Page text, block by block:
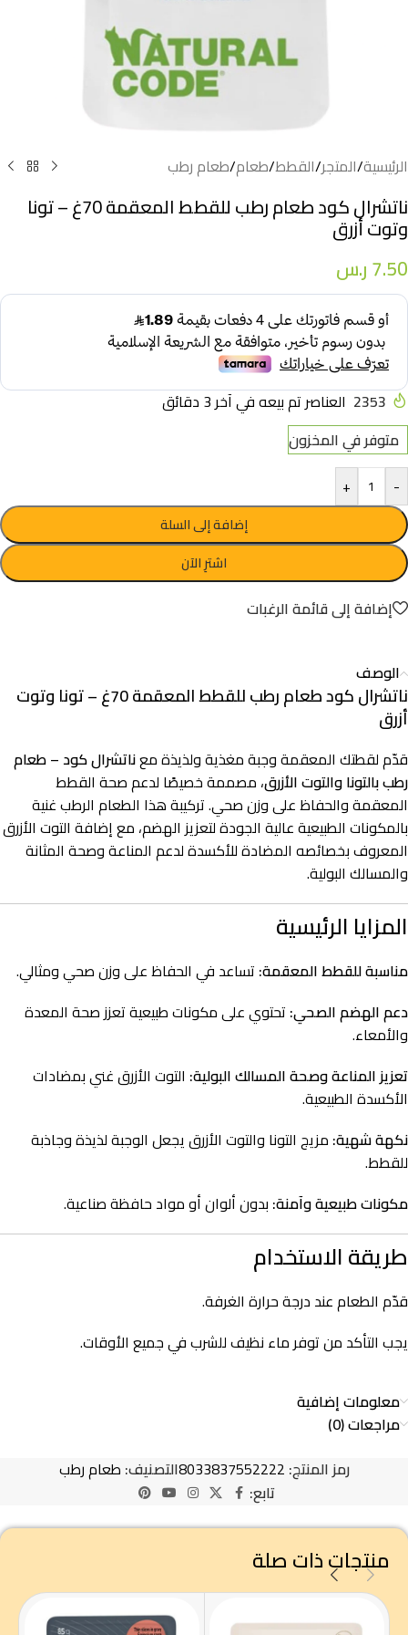
الرئيسية/المتجر/القطط/طعام/طعام رطب
ناتشرال كود طعام رطب للقطط المعقمة 70غ – تونا
وتوت أزرق
7.50ر.س
2353 العناصر تم بيعه في آخر 3 دقائق
متوفر في المخزون
-
+
إضافة إلى السلة
اشترِ الآن
إضافة إلى قائمة الرغبات
الوصف
ناتشرال كود طعام رطب للقطط المعقمة 70غ – تونا وتوت
أزرق
قدّم لقطتك المعقمة وجبة مغذية ولذيذة معناتشرال كود – طعام
رطب بالتونا والتوت الأزرق، مصممة خصيصًا لدعم صحة القطط
المعقمة والحفاظ على وزن صحي. تركيبة هذا الطعام الرطب غنية
بالمكونات الطبيعية عالية الجودة لتعزيز الهضم، مع إضافة التوت الأزرق
المعروف بخصائصه المضادة للأكسدة لدعم المناعة وصحة المثانة
والمسالك البولية.
المزايا الرئيسية
مناسبة للقطط المعقمة: تساعد في الحفاظ على وزن صحي ومثالي.
دعم الهضم الصحي: تحتوي على مكونات طبيعية تعزز صحة المعدة
والأمعاء.
تعزيز المناعة وصحة المسالك البولية: التوت الأزرق غني بمضادات
الأكسدة الطبيعية.
نكهة شهية: مزيج التونا والتوت الأزرق يجعل الوجبة لذيذة وجاذبة
للقطط.
مكونات طبيعية وآمنة: بدون ألوان أو مواد حافظة صناعية.
طريقة الاستخدام
قدّم الطعام عند درجة حرارة الغرفة.
يجب التأكد من توفر ماء نظيف للشرب في جميع الأوقات.
معلومات إضافية
مراجعات (0)
رمز المنتج: 8033837552222التصنيف: طعام رطب
تابع:
منتجات ذات صلة